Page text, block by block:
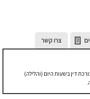
צרו קשר
דין בשעות היום (והלילה)